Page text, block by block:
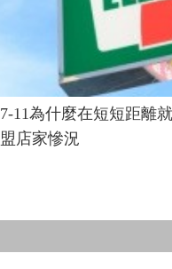
7-11為什麼在短短距離
盟店家慘況